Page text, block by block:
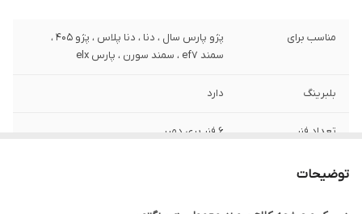
مناسب برای
پژو پارس سال ، دنا ، دنا پلاس ، پژو 405 ،
سمند ef7 ، سمند سورن ، پارس elx
بلبرینگ دارد
تعداد فنر 6 فنر پری دمپر
گارانتی
توضیحات